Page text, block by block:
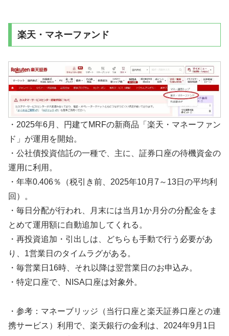
楽天・マネーファンド
・2025年6月、円建てMRFの新商品「楽天・マネーファン
ド」が運用を開始。
・公社債投資信託の一種で、主に、証券口座の待機資金の
運用に利用。
・年率0.406％（税引き前、2025年10月7～13日の平均利
回）。
・毎日分配が行われ、月末には当月1か月分の分配金をま
とめて運用額に自動追加してくれる。
・再投資追加・引出しは、どちらも手動で行う必要があ
り、1営業日のタイムラグがある。
・毎営業日16時、それ以降は翌営業日のお申込み。
・特定口座で、NISA口座は対象外。
・参考：マネーブリッジ（当行口座と楽天証券口座との連
携サービス）利用で、楽天銀行の金利は、2024年9月1日